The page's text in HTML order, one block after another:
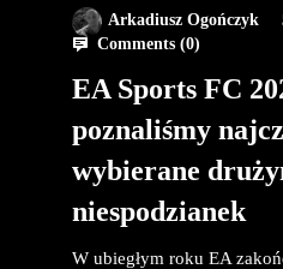
Arkadiusz Ogończyk
Comments (0)
EA Sports FC
poznaliśmy
wybierane
niespodzianek
W ubiegłym roku EA